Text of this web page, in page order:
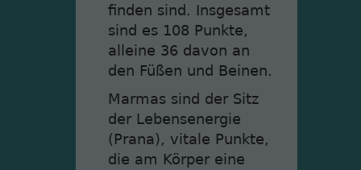
finden sind. Insgesamt
sind es 108 Punkte,
alleine 36 davon an
den Füßen und Beinen.
Marmas sind der Sitz
der Lebensenergie
(Prana), vitale Punkte,
die am Körper eine